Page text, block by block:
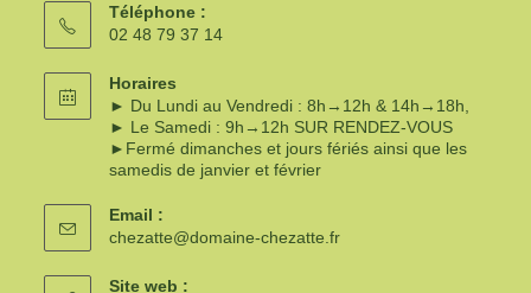
Téléphone :
02 48 79 37 14
Horaires
► Du Lundi au Vendredi : 8h→12h & 14h→18h,
► Le Samedi : 9h→12h SUR RENDEZ-VOUS
►Fermé dimanches et jours fériés ainsi que les
samedis de janvier et février
Email :
chezatte@domaine-chezatte.fr
Site web :